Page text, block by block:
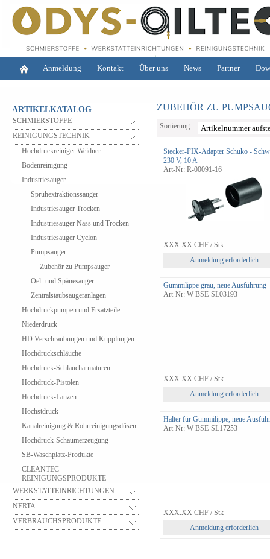
Anmeldung Kontakt Über uns News Partner
ARTIKELKATALOG
SCHMIERSTOFFE
REINIGUNGSTECHNIK
Hochdruckreiniger Weidner
Bodenreinigung
Industriesauger
Sprühextraktionssauger
Industriesauger Trocken
Industriesauger Nass und Trocken
Industriesauger Cyclon
Pumpsauger
Zubehör zu Pumpsauger
Oel- und Spänesauger
Zentralstaubsaugeranlagen
Hochdruckpumpen und Ersatzteile
Niederdruck
HD Verschraubungen und Kupplungen
Hochdruckschläuche
Hochdruck-Schlaucharmaturen
Hochdruck-Pistolen
Hochdruck-Lanzen
Höchstdruck
Kanalreinigung & Rohrreinigungsdüsen
Hochdruck-Schaumerzeugung
SB-Waschplatz-Produkte
CLEANTEC-
REINIGUNGSPRODUKTE
WERKSTATTEINRICHTUNGEN
NERTA
VERBRAUCHSPRODUKTE
ZUBEHÖR ZU
Sortierung:
Stecker-FIX-Adapter Schuko -
230 V, 10 A
Art-Nr: R-00091-16
XXX.XX CHF / Stk
Anmeldung erforderlich
Gummilippe grau, neue Ausführung
Art-Nr: W-BSE-SL03193
XXX.XX CHF / Stk
Anmeldung erforderlich
Halter für Gummilippe, neue
Art-Nr: W-BSE-SL17253
XXX.XX CHF / Stk
Anmeldung erforderlich